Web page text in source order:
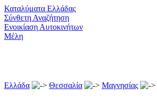
Καταλύματα Ελλάδας
Σύνθετη Αναζήτηση
Ενοικίαση Αυτοκινήτων
Μέλη
Ελλάδα Θεσσαλία Μαγνησίας